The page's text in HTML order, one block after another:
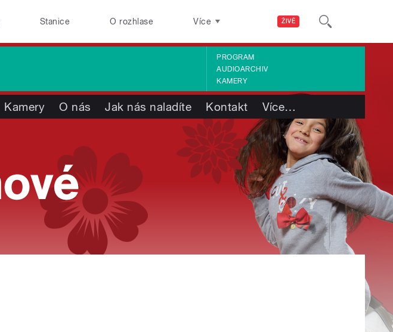
ŽIVĚ
Stanice O rozhlase Více
PROGRAM
AUDIOARCHIV
KAMERY
Kamery O nás Jak nás naladíte Kontakt Více…